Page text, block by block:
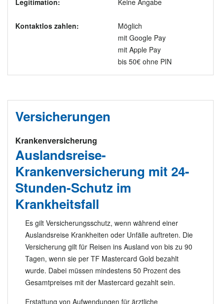
Kontaktlos zahlen:
Möglich
mit Google Pay
mit Apple Pay
bis 50€ ohne PIN
Versicherungen
Krankenversicherung
Auslandsreise-
Krankenversicherung mit 24-
Stunden-Schutz im
Krankheitsfall
Es gilt Versicherungsschutz, wenn während einer
Auslandsreise Krankheiten oder Unfälle auftreten. Die
Versicherung gilt für Reisen ins Ausland von bis zu 90
Tagen, wenn sie per TF Mastercard Gold bezahlt
wurde. Dabei müssen mindestens 50 Prozent des
Gesamtpreises mit der Mastercard gezahlt sein.
Erstattung von Aufwendungen für ärztliche